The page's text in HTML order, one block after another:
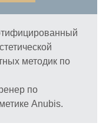
методик по
по
Anubis.